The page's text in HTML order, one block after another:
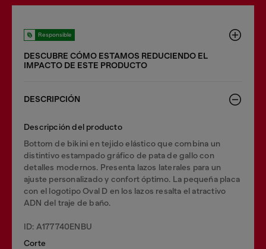
Responsible
DESCUBRE CÓMO ESTAMOS REDUCIENDO EL
IMPACTO DE ESTE PRODUCTO
DESCRIPCIÓN
Descripción del producto
Bottom de bikini en tejido elástico que combina un
distintivo estampado gráfico de pata de gallo con
detalles modernos. Presenta lazos laterales para un
ajuste personalizado y confort óptimo. La pequeña placa
con el logotipo Oval D en los lazos resalta el atractivo
ADN del traje de baño.
ID: A177740ENBU
Corte